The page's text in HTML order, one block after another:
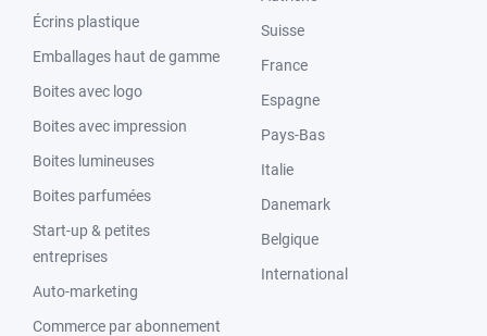
Écrins plastique
Emballages haut de gamme
Boites avec logo
Boites avec impression
Boites lumineuses
Boites parfumées
Start-up & petites
entreprises
Auto-marketing
Commerce par abonnement
Suisse
France
Espagne
Pays-Bas
Italie
Danemark
Belgique
International